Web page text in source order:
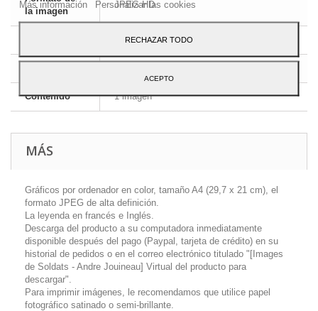
la imagen
JPEG HD
A4 - 29,7 x 21 cm
Contenido 1 imagen
MÁS
Gráficos por ordenador en color, tamaño A4 (29,7 x 21 cm), el
formato JPEG de alta definición.
La leyenda en francés e Inglés.
Descarga del producto a su computadora inmediatamente
disponible después del pago (Paypal, tarjeta de crédito) en su
historial de pedidos o en el correo electrónico titulado "[Images
de Soldats - Andre Jouineau] Virtual del producto para
descargar".
Para imprimir imágenes, le recomendamos que utilice papel
fotográfico satinado o semi-brillante.
Más información
Personalizar las cookies
RECHAZAR TODO
ACEPTO